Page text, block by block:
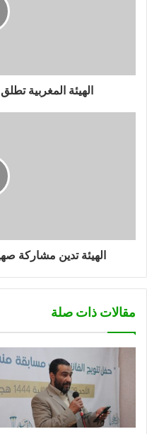
الهيئة المغربية
الهيئة تدين مشاركة
مقالات ذات صلة